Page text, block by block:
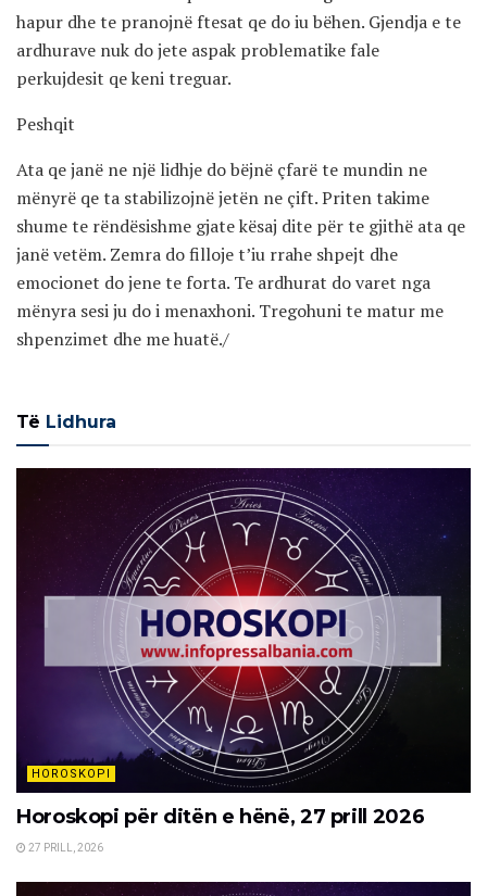
hapur dhe te pranojnë ftesat qe do iu bëhen. Gjendja e te
ardhurave nuk do jete aspak problematike fale
perkujdesit qe keni treguar.
Peshqit
Ata qe janë ne një lidhje do bëjnë çfarë te mundin ne
mënyrë qe ta stabilizojnë jetën ne çift. Priten takime
shume te rëndësishme gjate kësaj dite për te gjithë ata qe
janë vetëm. Zemra do filloje t’iu rrahe shpejt dhe
emocionet do jene te forta. Te ardhurat do varet nga
mënyra sesi ju do i menaxhoni. Tregohuni te matur me
shpenzimet dhe me huatë./
Të Lidhura
HOROSKOPI
Horoskopi për ditën e hënë, 27 prill 2026
27 PRILL, 2026